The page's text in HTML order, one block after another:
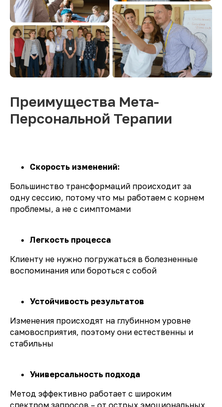
Преимущества Мета-
Персональной Терапии
Скорость изменений:
Большинство трансформаций происходит за
одну сессию, потому что мы работаем с корнем
проблемы, а не с симптомами
Легкость процесса
Клиенту не нужно погружаться в болезненные
воспоминания или бороться с собой
Устойчивость результатов
Изменения происходят на глубинном уровне
самовосприятия, поэтому они естественны и
стабильны
Универсальность подхода
Метод эффективно работает с широким
спектром запросов – от острых эмоциональных